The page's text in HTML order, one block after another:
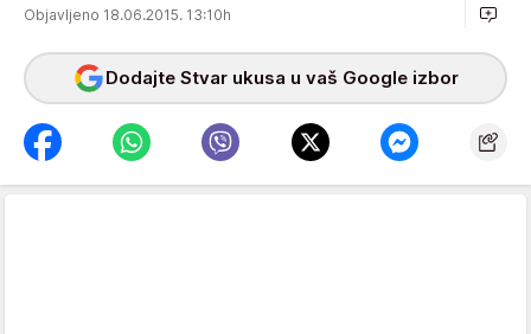
Objavljeno 18.06.2015. 13:10h
Dodajte Stvar ukusa u vaš Google izbor